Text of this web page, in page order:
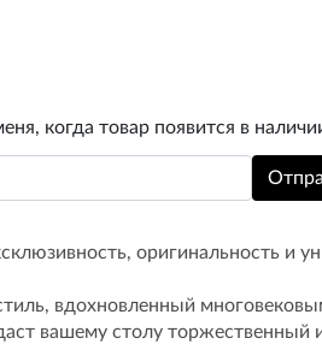
когда товар появится в
оригинальность и
вдохновленный
вашему столу торжественный